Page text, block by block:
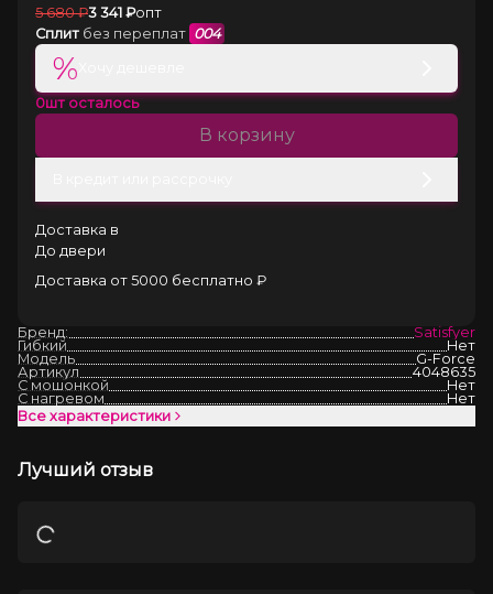
5 680 ₽3 341 ₽опт
Сплит без переплат 004
%
0шт осталось
В корзину
Доставка в
До двери
Доставка от 5000 бесплатно ₽
Бренд:
Satisfyer
Гибкий
Нет
Модель
G-Force
Артикул
4048635
С мошонкой
Нет
С нагревом
Нет
Все характеристики
Лучший отзыв
Загрузка